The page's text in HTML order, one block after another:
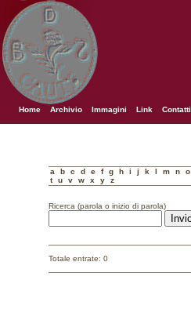
Home Archivio Immagini Link Contatti
a b c d e f g h i j k l m n o
t
u v w x y z
Ricerca (parola o inizio di parola)
Totale entrate: 0